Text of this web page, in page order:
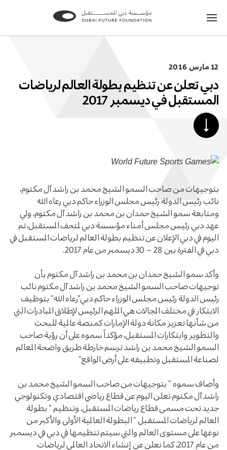
الانتقال
الصفحة
الانتقال
الصفحة
12 مارس 2016
دبي تعلن عن تنظيم بطولة العالم لرياضات
المستقبل في ديسمبر 2017
مرر
للأسفل
المحتوى
بتوجيهات من صاحب السمو الشيخ محمد بن راشد آل مكتوم،
نائب رئيس الدولة رئيس مجلس الوزراء حاكم دبي رعاه الله
ومتابعة سمو الشيخ حمدان بن محمد بن راشد آل مكتوم، ولي
عهد دبي رئيس مجلس أمناء مؤسسة دبي لمتحف المستقبل، تم
اليوم في دبي الإعلان عن تنظيم بطولة العالم لرياضات المستقبل في
دبي في الفترة بين 28 – 30 ديسمبر من عام 2017.
وأكد سمو الشيخ حمدان بن محمد بن راشد آل مكتوم بأن
توجيهات صاحب السمو الشيخ محمد بن راشد آل مكتوم نائب
رئيس الدولة رئيس مجلس الوزراء حاكم دبي”رعاه الله” بتوظيف
الابتكار في مختلف المجالات هي الملهم الرئيس لإطلاق المبادرات التي
من شأنها تعزيز مكانة دولة الإمارات كمنصة عالمية للبحث
والتطوير وابتكارات المستقبل، مؤكداً سموه على أن رؤية صاحب
السمو الشيخ محمد بن راشد ترسم خارطة طريق واضحة المعالم
لصناعة المستقبل وتطبيقه على أرض الواقع”
وأضاف سموه ” بتوجيهات من صاحب السمو الشيخ محمد بن
راشد آل مكتوم نعلن اليوم عن قطاع رياضي اقتصادي وتكنولوجي
جديد تحت مسمى قطاع رياضات المستقبل، وتنظيم ” بطولة
العالم لرياضات المستقبل ” البطولة العالمية الأولى والأكبر من
نوعها على مستوى العالم والتي سيتم تنظيمها في دبي في ديسمبر
من عام 2017، كما نعلن عن إنشاء الاتحاد العالمي لرياضات